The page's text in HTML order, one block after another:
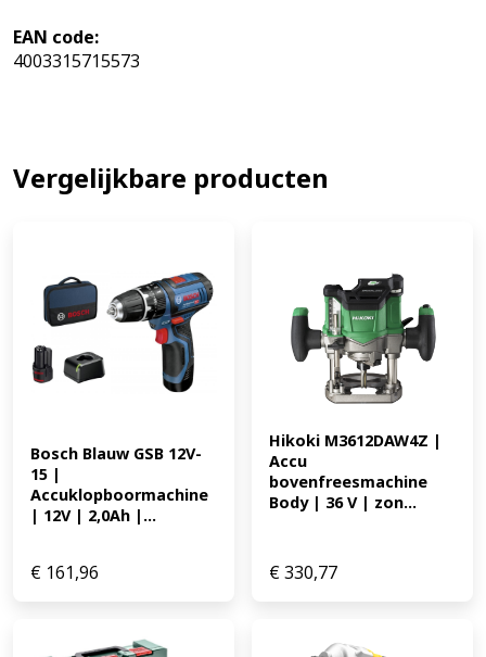
fraaie baliedisplay geleverd.Technische gegevens *
Gewicht: 0,04 kg * Lengte: 6 cm * Breedte: 3 cm *
EAN code:
4003315715573
Vergelijkbare producten
Bosch Blauw GSB 12V-
15 |
Accuklopboormachine
| 12V | 2,0Ah |...
€ 161,96
Hikoki M3612DAW4Z |
Accu
bovenfreesmachine
Body | 36 V | zon...
€330,77